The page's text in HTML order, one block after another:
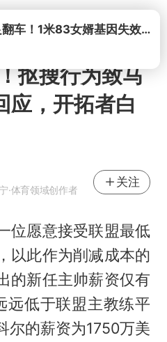
打开 潘长江基因改良翻车！1米83女婿基因失效，12岁外孙身高只到姥爷下巴
抠搜行为致马
应，开拓者白
·体育领域创作者
关注
位愿意接受联盟最低
以此作为削减成本的
的新任主帅薪资仅有
远低于联盟主教练平
尔的薪资为1750万美